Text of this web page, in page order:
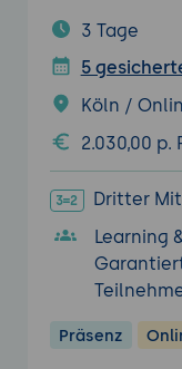
3 Tage
5
Köln /
2.030,00 p.
Dritter
Learning
Präsenz